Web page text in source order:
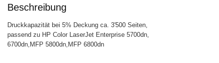
Beschreibung
Druckkapazität bei 5% Deckung ca. 3'500 Seiten,
passend zu HP Color LaserJet Enterprise 5700dn,
6700dn,MFP 5800dn,MFP 6800dn